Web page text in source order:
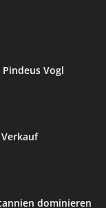
Vogl
dominieren